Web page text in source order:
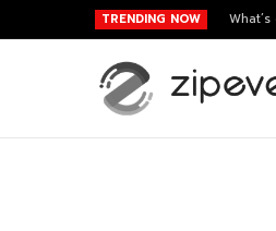
TRENDING NOW